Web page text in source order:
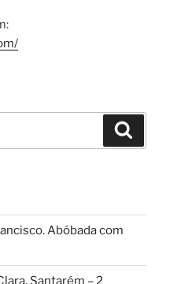
Abóbada com
Santarém – 2